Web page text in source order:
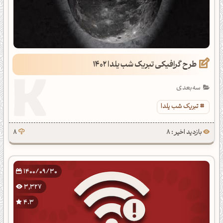
طرح گرافیکی تبریک شب یلدا 1402
سه‌بعدی
تبریک شب یلدا
بازدید اخیر : 8 8
1400/09/30
3,327
4.3